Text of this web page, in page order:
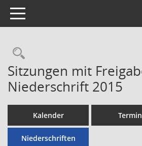
Toggle navigation
Rechercheauswahl
Sitzungen mit
Niederschrift 2015
Kalender
Niederschriften